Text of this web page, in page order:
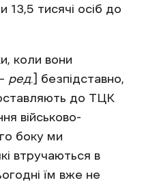
13,5 тисячі осіб до
коли вони
ред.] безпідставно,
до ТЦК
військово-
боку ми
втручаються в
їм вже не